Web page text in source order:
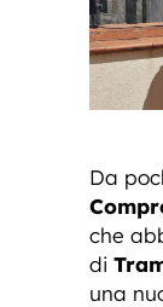
Da
che
di
una